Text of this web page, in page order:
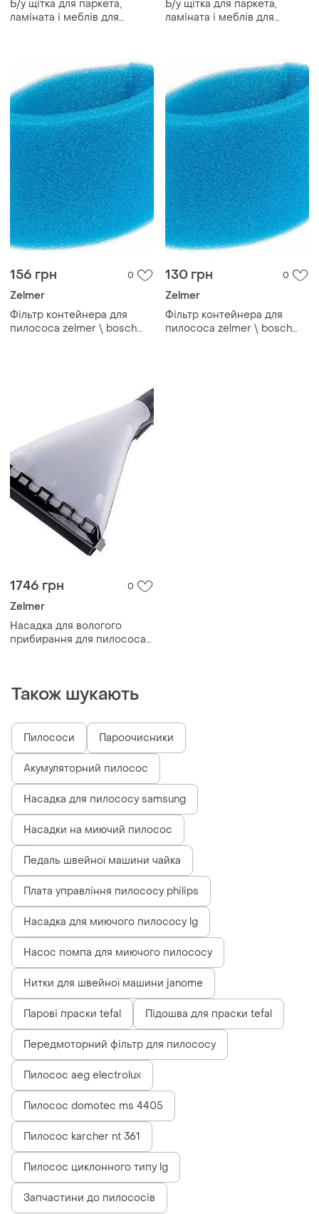
Б/у щітка для паркета,
ламіната і меблів для
Б/у щітка для паркета,
ламіната і меблів для
156 грн 0
Zelmer
Фільтр контейнера для
пилососа zelmer \ bosch
130 грн 0
Zelmer
Фільтр контейнера для
пилососа zelmer \ bosch
1746 грн 0
Zelmer
Насадка для вологого
прибирання для пилососа
Також шукають
Пилососи Пароочисники
Акумуляторний пилосос
Насадка для пилососу samsung
Насадки на миючий пилосос
Педаль швейної машини чайка
Плата управління пилососу philips
Насадка для миючого пилососу lg
Насос помпа для миючого пилососу
Нитки для швейної машини janome
Парові праски tefal Підошва для праски tefal
Передмоторний фільтр для пилососу
Пилосос aeg electrolux
Пилосос domotec ms 4405
Пилосос karcher nt 361
Пилосос циклонного типу lg
Запчастини до пилососів